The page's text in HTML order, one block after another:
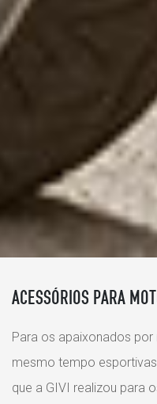
ACESSÓRIOS PARA
Para os apaixonados
mesmo tempo
que a GIVI realizou para